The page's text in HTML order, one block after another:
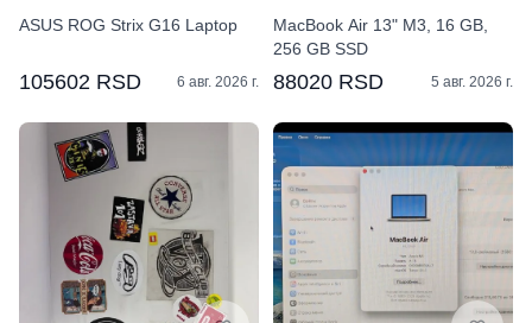
ASUS ROG Strix G16 Laptop
105602 RSD 6 авг. 2026 г.
MacBook Air 13" M3, 16 GB,
256 GB SSD
88020 RSD 5 авг. 2026 г.